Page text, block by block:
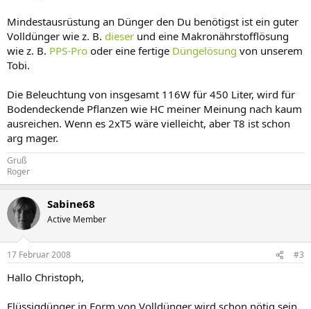
Mindestausrüstung an Dünger den Du benötigst ist ein guter
Volldünger wie z. B. dieser und eine Makronährstofflösung
wie z. B. PPS-Pro oder eine fertige Düngelösung von unserem
Tobi.
Die Beleuchtung von insgesamt 116W für 450 Liter, wird für
Bodendeckende Pflanzen wie HC meiner Meinung nach kaum
ausreichen. Wenn es 2xT5 wäre vielleicht, aber T8 ist schon
arg mager.
Gruß
Roger
Sabine68
Active Member
17 Februar 2008 #3
Hallo Christoph,